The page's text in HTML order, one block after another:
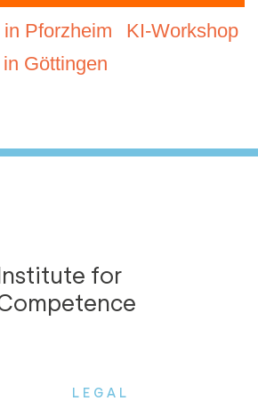
Pforzheim
KI-Workshop
in Göttingen
for
LEGAL